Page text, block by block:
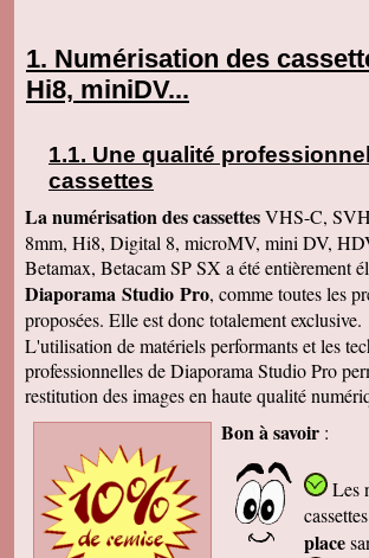
Numérisation des
Hi8, miniDV...
Une qualité
cassettes
La numérisation des cassettesVHS-C,
8mm, Hi8, Digital 8, microMV, mini DV,
Betamax, Betacam SP SX a été entièrement
Diaporama Studio Pro, comme toutes les
proposées. Elle est donc totalement exclusive.
L'utilisation de matériels performants et les
professionnelles de Diaporama Studio Pro
restitution des images en haute qualité
Bon à savoir :
Les
cassettes
place